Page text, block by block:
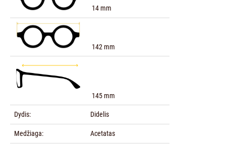
14 mm
142 mm
145 mm
Dydis: Didelis
Medžiaga: Acetatas